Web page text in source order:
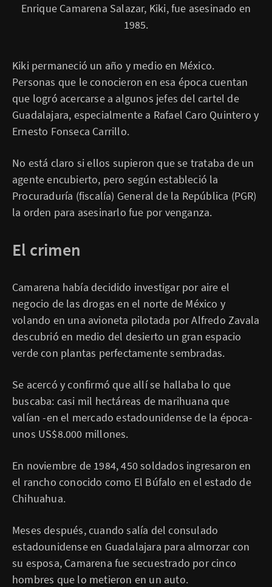
i
e
d
t
,
Enrique Camarena Salazar, Kiki, fue asesinado en
1985.
Kiki permaneció un año y medio en México.
Personas que le conocieron en esa época cuentan
que logró acercarse a algunos jefes del cartel de
Guadalajara, especialmente a Rafael Caro Quintero y
Ernesto Fonseca Carrillo.
No está claro si ellos supieron que se trataba de un
agente encubierto, pero según estableció la
Procuraduría (fiscalía) General de la República (PGR)
la orden para asesinarlo fue por venganza.
El crimen
Camarena había decidido investigar por aire el
negocio de las drogas en el norte de México y
volando en una avioneta pilotada por Alfredo Zavala
descubrió en medio del desierto un gran espacio
verde con plantas perfectamente sembradas.
Se acercó y confirmó que allí se hallaba lo que
buscaba: casi mil hectáreas de marihuana que
valían -en el mercado estadounidense de la época-
unos US$8.000 millones.
En noviembre de 1984, 450 soldados ingresaron en
el rancho conocido como El Búfalo en el estado de
Chihuahua.
Meses después, cuando salía del consulado
estadounidense en Guadalajara para almorzar con
su esposa, Camarena fue secuestrado por cinco
hombres que lo metieron en un auto.